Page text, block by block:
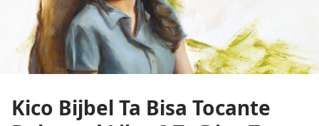
Kico Bijbel Ta Bisa Tocante